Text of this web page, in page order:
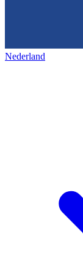
Nederland